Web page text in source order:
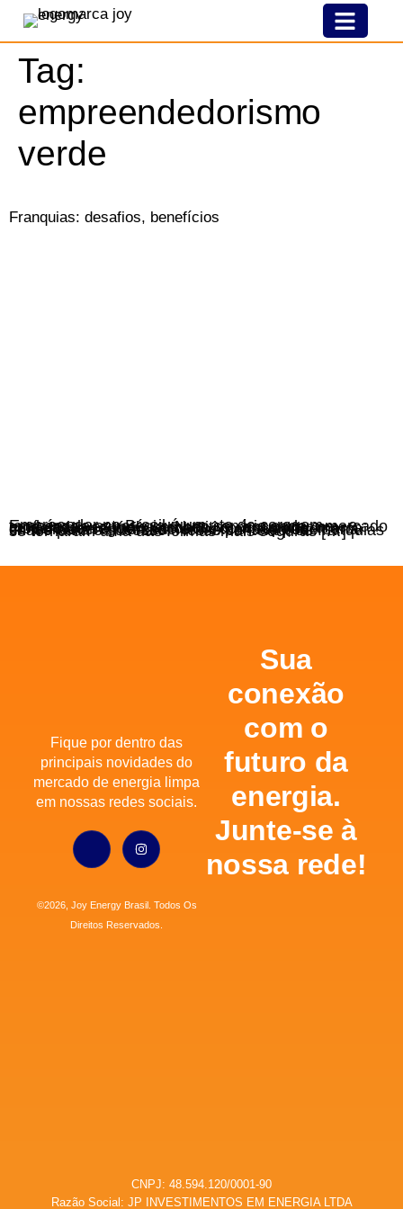
Tag:
empreendedorismo
verde
Franquias: desafios, benefícios
Empreender no Brasil é um ato de coragem — e também de estratégia. Num cenário onde o mercado está cada vez mais competitivo, encontrar um modelo de negócio validado, com suporte, marca consolidada e mercado em expansão pode ser a chave para o sucesso. Nesse contexto, as franquias se tornaram uma das formas mais seguras […]
Fique por dentro das
principais novidades do
mercado de energia limpa
em nossas redes sociais.
©2026, Joy Energy Brasil. Todos Os
Direitos Reservados.
Sua
conexão
com o
futuro da
energia.
Junte-se à
nossa rede!
CNPJ: 48.594.120/0001-90
Razão Social: JP INVESTIMENTOS EM ENERGIA LTDA